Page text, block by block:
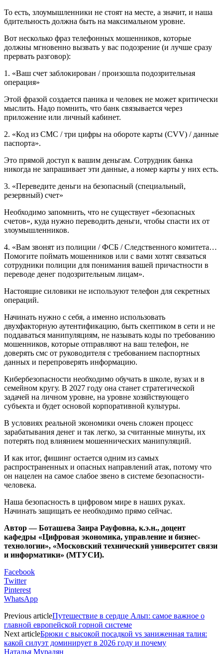
То есть, злоумышленники не стоят на месте, а значит, и наша
бдительность должна быть на максимальном уровне.
Вот несколько фраз телефонных мошенников, которые
должны мгновенно вызвать у вас подозрение (и лучше сразу
прервать разговор):
1. «Ваш счет заблокирован / произошла подозрительная
операция»
Этой фразой создается паника и человек не может критически
мыслить. Надо помнить, что банк связывается через
приложение или личный кабинет.
2. «Код из СМС / три цифры на обороте карты (CVV) / данные
паспорта».
Это прямой доступ к вашим деньгам. Сотрудник банка
никогда не запрашивает эти данные, а номер карты у них есть.
3. «Переведите деньги на безопасный (специальный,
резервный) счет»
Необходимо запомнить, что не существует «безопасных
счетов», куда нужно переводить деньги, чтобы спасти их от
злоумышленников.
4. «Вам звонят из полиции / ФСБ / Следственного комитета…
Помогите поймать мошенников или с вами хотят связаться
сотрудники полиции для понимания вашей причастности в
переводе денег подозрительным лицам».
Настоящие силовики не используют телефон для секретных
операций.
Начинать нужно с себя, а именно использовать
двухфакторную аутентификацию, быть скептиком в сети и не
поддаваться манипуляциям, не называть коды по требованию
мошенников, которые отправляют на ваш телефон, не
доверять смс от руководителя с требованием паспортных
данных и перепроверять информацию.
Кибербезопасности необходимо обучать в школе, вузах и в
семейном кругу. В 2027 году она станет стратегической
задачей на личном уровне, на уровне хозяйствующего
субъекта и будет основой корпоративной культуры.
В условиях реальной экономики очень сложен процесс
зарабатывания денег и так легко, за считанные минуты, их
потерять под влиянием мошеннических манипуляций.
И как итог, фишинг остается одним из самых
распространенных и опасных направлений атак, потому что
он нацелен на самое слабое звено в системе безопасности-
человека.
Наша безопасность в цифровом мире в наших руках.
Начинать защищать ее необходимо прямо сейчас.
Автор — Боташева Заира Рауфовна, к.э.н., доцент
кафедры «Цифровая экономика, управление и бизнес-
технологии», «Московский технический университет связи
и информатики» (МТУСИ).
Facebook
Twitter
Pinterest
WhatsApp
Previous articleПутешествие в сердце Альп: самое важное о
главной европейской горной системе
Next articleБрюки с высокой посадкой vs заниженная талия:
какой силуэт доминирует в 2026 году и почему
Наталья Мурадян